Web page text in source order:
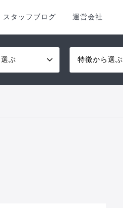
スタッフブログ 運営会社
ぶ 特徴から選ぶ